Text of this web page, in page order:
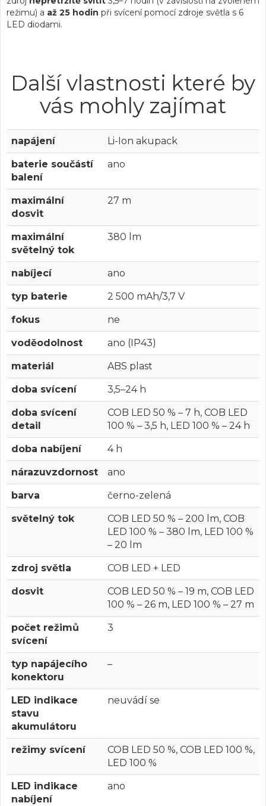
režimu) a až 25 hodin při svícení pomocí zdroje světla s 6
LED diodami.
Další vlastnosti které by
vás mohly zajímat
napájení Li-Ion akupack
baterie součástí
balení
ano
maximální
dosvit
27 m
maximální
světelný tok
380 lm
nabíjecí ano
typ baterie 2 500 mAh/3,7 V
fokus ne
voděodolnost ano (IP43)
materiál ABS plast
doba svícení 3,5–24 h
doba svícení
detail
COB LED 50 % – 7 h, COB LED
100 % – 3,5 h, LED 100 % – 24 h
doba nabíjení 4 h
nárazuvzdornost ano
barva černo-zelená
světelný tok
COB LED 50 % – 200 lm, COB
LED 100 % – 380 lm, LED 100 %
– 20 lm
zdroj světla COB LED + LED
dosvit
COB LED 50 % – 19 m, COB LED
100 % – 26 m, LED 100 % – 27 m
počet režimů
svícení
3
typ napájecího
konektoru
–
LED indikace
stavu
akumulátoru
neuvádí se
režimy svícení
COB LED 50 %, COB LED 100 %,
LED 100 %
LED indikace
nabíjení
ano